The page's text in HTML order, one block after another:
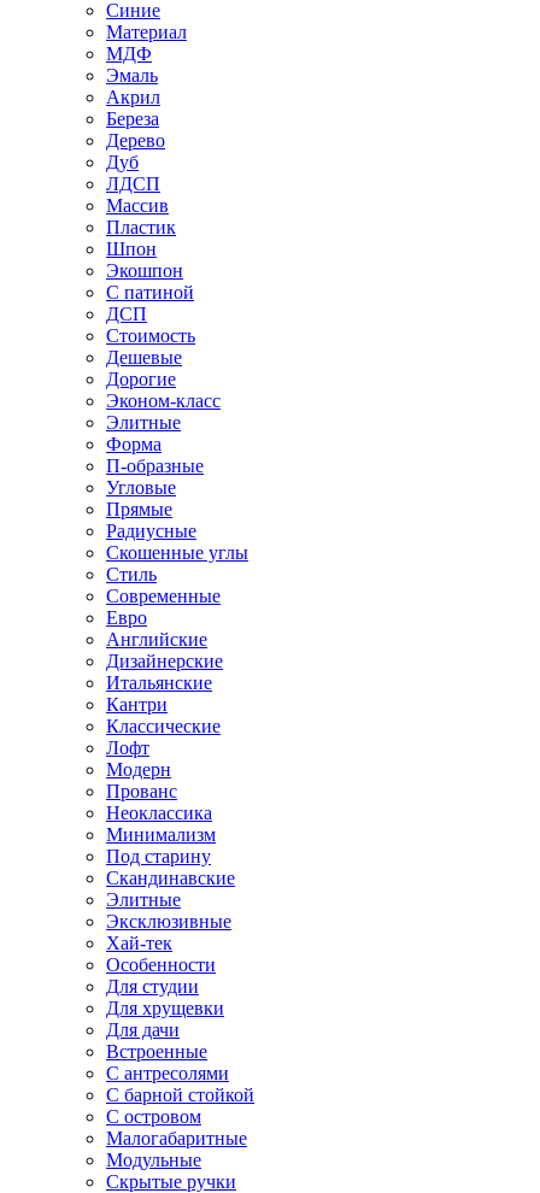
Синие
Материал
МДФ
Эмаль
Акрил
Береза
Дерево
Дуб
ЛДСП
Массив
Пластик
Шпон
Экошпон
С патиной
ДСП
Стоимость
Дешевые
Дорогие
Эконом-класс
Элитные
Форма
П-образные
Угловые
Прямые
Радиусные
Скошенные углы
Стиль
Современные
Евро
Английские
Дизайнерские
Итальянские
Кантри
Классические
Лофт
Модерн
Прованс
Неоклассика
Минимализм
Под старину
Скандинавские
Элитные
Эксклюзивные
Хай-тек
Особенности
Для студии
Для хрущевки
Для дачи
Встроенные
С антресолями
С барной стойкой
С островом
Малогабаритные
Модульные
Скрытые ручки